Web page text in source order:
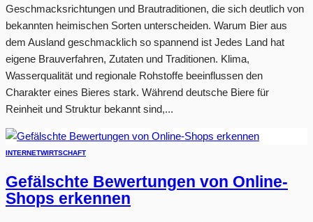
Geschmacksrichtungen und Brautraditionen, die sich deutlich von
bekannten heimischen Sorten unterscheiden. Warum Bier aus
dem Ausland geschmacklich so spannend ist Jedes Land hat
eigene Brauverfahren, Zutaten und Traditionen. Klima,
Wasserqualität und regionale Rohstoffe beeinflussen den
Charakter eines Bieres stark. Während deutsche Biere für
Reinheit und Struktur bekannt sind,...
INTERNETWIRTSCHAFT
Gefälschte Bewertungen von Online-
Shops erkennen